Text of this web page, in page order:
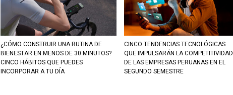
¿CÓMO CONSTRUIR UNA RUTINA DE
BIENESTAR EN MENOS DE 30 MINUTOS?
CINCO HÁBITOS QUE PUEDES
INCORPORAR A TU DÍA
CINCO TENDENCIAS TECNOLÓGICAS
QUE IMPULSARÁN LA COMPETITIVIDAD
DE LAS EMPRESAS PERUANAS EN EL
SEGUNDO SEMESTRE